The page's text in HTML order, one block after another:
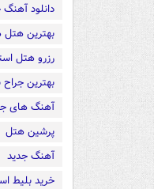
دانلود
بهترین هتل
رزرو هتل
بهترین
آهنگ های
پرشین هتل
آهنگ جدید
خرید بلیط